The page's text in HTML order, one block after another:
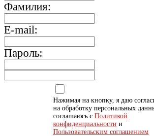
Фамилия:
E-mail:
Пароль:
Нажимая на кнопку, я даю
на обработку персональных
соглашаюсь с Политикой
конфиденциальности и
Пользовательским соглашением